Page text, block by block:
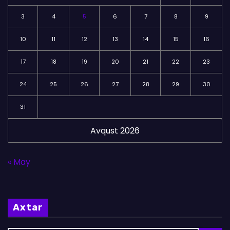
Avqust 2026
3 4 5 6 7 8 9
10 11 12 13 14 15 16
17 18 19 20 21 22 23
24 25 26 27 28 29 30
31
« May
Axtar